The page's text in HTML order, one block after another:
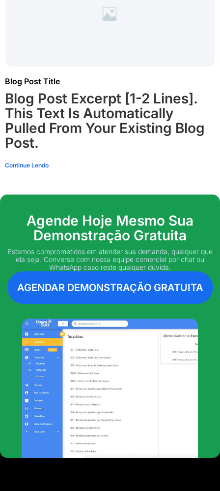
Blog Post Title
Blog Post Excerpt [1-2 Lines].
This Text Is Automatically
Pulled From Your Existing Blog
Post.
Continue Lendo
Agende Hoje Mesmo Sua
Demonstração Gratuita
Estamos comprometidos em atender sua demanda, qualquer que
ela seja. Converse com nossa equipe comercial por chat ou
WhatsApp caso reste qualquer dúvida.
AGENDAR DEMONSTRAÇÃO GRATUITA